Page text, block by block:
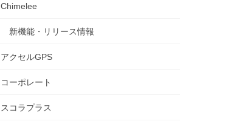
Chimelee
新機能・リリース情報
アクセルGPS
コーポレート
スコラプラス